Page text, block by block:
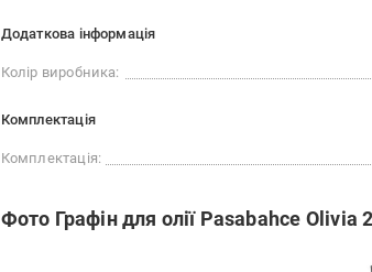
Додаткова інформація
Колір виробника:
Комплектація
Комплектація:
Фото Графін для олії Pasabahce Olivia